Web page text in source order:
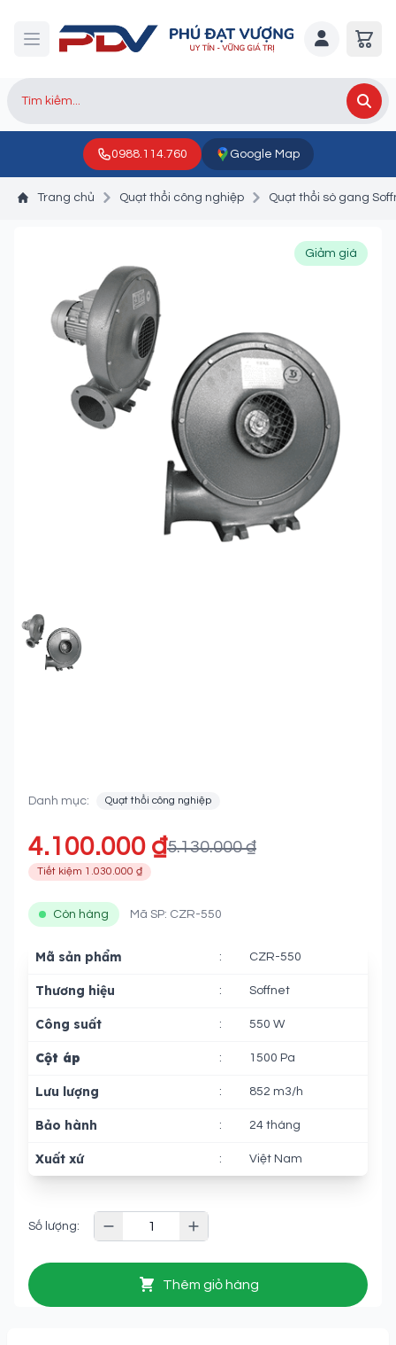
0988.114.760 Google Map
Trang chủ Quạt thổi công nghiệp Quạt thổi sò gang
FEATURED IMAGE
Giảm giá
Danh mục: Quạt thổi công nghiệp
4.100.000 ₫5.130.000 ₫
Tiết kiệm 1.030.000 ₫
Còn hàng Mã SP: CZR-550
Mã sản phẩm : CZR-550
Thương hiệu : Soffnet
Công suất : 550 W
Cột áp : 1500 Pa
Lưu lượng : 852 m3/h
Bảo hành : 24 tháng
Xuất xứ : Việt Nam
Số lượng:
Thêm giỏ hàng